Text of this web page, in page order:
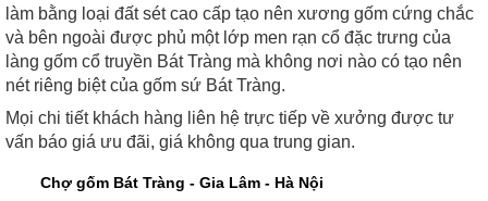
làm bằng loại đất sét cao cấp tạo nên xương gốm cứng chắc
và bên ngoài được phủ một lớp men rạn cổ đặc trưng của
làng gốm cổ truyền Bát Tràng mà không nơi nào có tạo nên
nét riêng biệt của gốm sứ Bát Tràng.
Mọi chi tiết khách hàng liên hệ trực tiếp về xưởng được tư
vấn báo giá ưu đãi, giá không qua trung gian.
Chợ gốm Bát Tràng - Gia Lâm - Hà Nội